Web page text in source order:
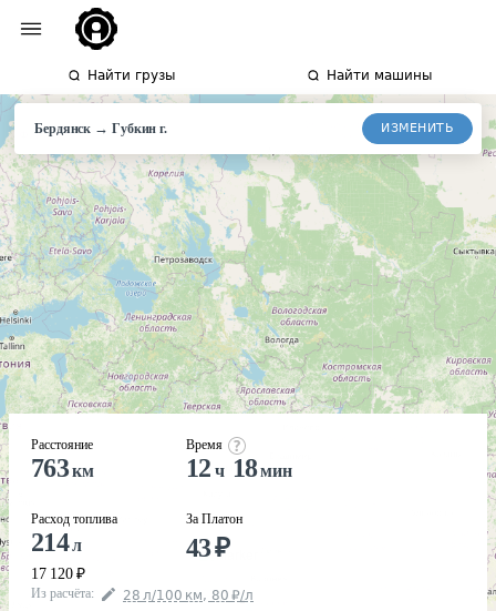
Найти грузы Найти машины
Бердянск → Губкинг. ИЗМЕНИТЬ
Расстояние
763км
Расход топлива
214л
17 120 ₽
Время
12 ч 18мин
За Платон
43₽
Из расчёта: 28 л/100 км, 80 ₽/л